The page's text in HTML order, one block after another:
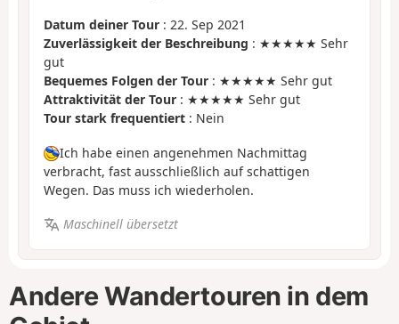
Datum deiner Tour : 22. Sep 2021
Zuverlässigkeit der Beschreibung : ★★★★★ Sehr
gut
Bequemes Folgen der Tour : ★★★★★ Sehr gut
Attraktivität der Tour : ★★★★★ Sehr gut
Tour stark frequentiert : Nein
Ich habe einen angenehmen Nachmittag
verbracht, fast ausschließlich auf schattigen
Wegen. Das muss ich wiederholen.
Maschinell übersetzt
Andere Wandertouren in dem